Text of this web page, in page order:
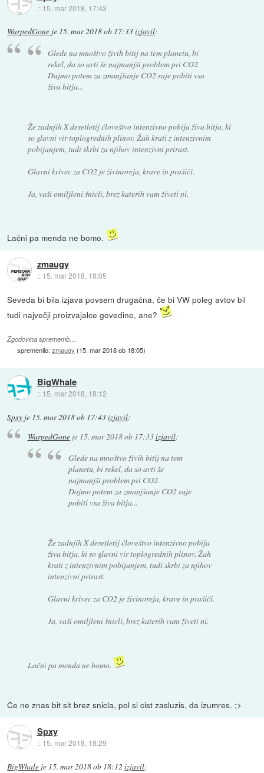
:: 15. mar 2018, 17:43
WarpedGone je 15. mar 2018 ob 17:33izjavil:
Glede na mnoštvo živih bitij na tem planetu, bi
rekel, da so avti še najmanjši problem pri CO2.
Dajmo potem za zmanjšanje CO2 raje pobiti vsa
živa bitja...
Že zadnjih X desetletij ćloveštvo intenzivno pobija živa bitja, ki
so glavni vir toplogrednih plinov. Žah krati z intenzivnim
pobijanjem, tudi skrbi za njihov intenzivni prirast.
Glavni krivec za CO2 je živinoreja, krave in prašiči.
Ja, vaši omiljleni šnicli, brez katerih vam živeti ni.
Lačni pa menda ne bomo.
zmaugy
:: 15. mar 2018, 18:05
Seveda bi bila izjava povsem drugačna, če bi VW poleg avtov bil
tudi največji proizvajalce govedine, ane?
Zgodovina sprememb…
spremenilo:zmaugy (15. mar 2018 ob 18:05)
BigWhale
:: 15. mar 2018, 18:12
Spxy je 15. mar 2018 ob 17:43izjavil:
WarpedGoneje 15. mar 2018 ob 17:33izjavil:
Glede na mnoštvo živih bitij na tem
planetu, bi rekel, da so avti še
najmanjši problem pri CO2.
Dajmo potem za zmanjšanje CO2 raje
pobiti vsa živa bitja...
Že zadnjih X desetletij ćloveštvo intenzivno pobija
živa bitja, ki so glavni vir toplogrednih plinov. Žah
krati z intenzivnim pobijanjem, tudi skrbi za njihov
intenzivni prirast.
Glavni krivec za CO2 je živinoreja, krave in prašiči.
Ja, vaši omiljleni šnicli, brez katerih vam živeti ni.
Lačni pa menda ne bomo.
Ce ne znas bit sit brez snicla, pol si cist zasluzis, da izumres. ;>
Spxy
:: 15. mar 2018, 18:29
BigWhale je 15. mar 2018 ob 18:12 izjavil: